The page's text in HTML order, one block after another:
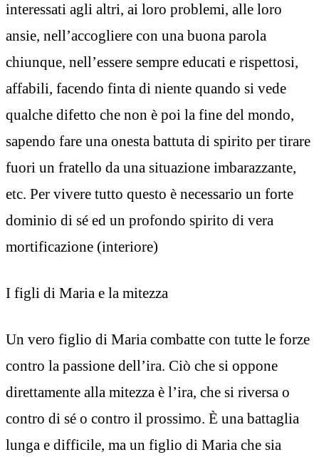
interessati agli altri, ai loro problemi, alle loro
ansie, nell’accogliere con una buona parola
chiunque, nell’essere sempre educati e rispettosi,
affabili, facendo finta di niente quando si vede
qualche difetto che non è poi la fine del mondo,
sapendo fare una onesta battuta di spirito per tirare
fuori un fratello da una situazione imbarazzante,
etc. Per vivere tutto questo è necessario un forte
dominio di sé ed un profondo spirito di vera
mortificazione (interiore)
I figli di Maria e la mitezza
Un vero figlio di Maria combatte con tutte le forze
contro la passione dell’ira. Ciò che si oppone
direttamente alla mitezza è l’ira, che si riversa o
contro di sé o contro il prossimo. È una battaglia
lunga e difficile, ma un figlio di Maria che sia